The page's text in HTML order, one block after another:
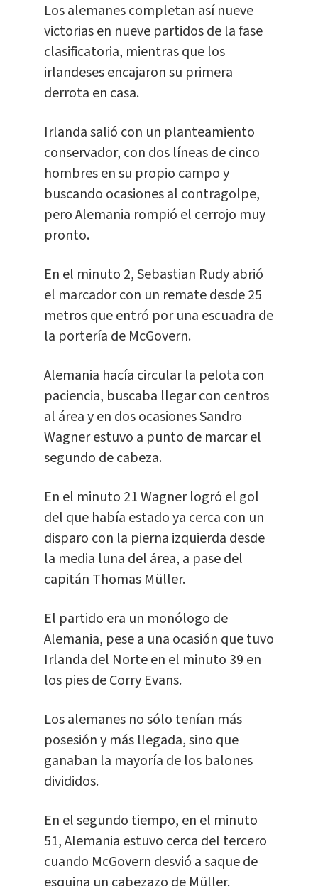
Los alemanes completan así nueve
victorias en nueve partidos de la fase
clasificatoria, mientras que los
irlandeses encajaron su primera
derrota en casa.
Irlanda salió con un planteamiento
conservador, con dos líneas de cinco
hombres en su propio campo y
buscando ocasiones al contragolpe,
pero Alemania rompió el cerrojo muy
pronto.
En el minuto 2, Sebastian Rudy abrió
el marcador con un remate desde 25
metros que entró por una escuadra de
la portería de McGovern.
Alemania hacía circular la pelota con
paciencia, buscaba llegar con centros
al área y en dos ocasiones Sandro
Wagner estuvo a punto de marcar el
segundo de cabeza.
En el minuto 21 Wagner logró el gol
del que había estado ya cerca con un
disparo con la pierna izquierda desde
la media luna del área, a pase del
capitán Thomas Müller.
El partido era un monólogo de
Alemania, pese a una ocasión que tuvo
Irlanda del Norte en el minuto 39 en
los pies de Corry Evans.
Los alemanes no sólo tenían más
posesión y más llegada, sino que
ganaban la mayoría de los balones
divididos.
En el segundo tiempo, en el minuto
51, Alemania estuvo cerca del tercero
cuando McGovern desvió a saque de